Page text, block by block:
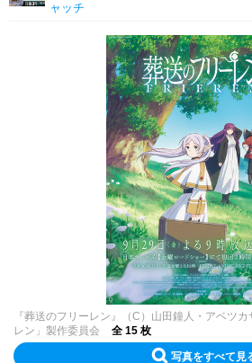
ャッチ
『葬送のフリーレン』（C）山田鐘人・アベツ
レン」製作委員会
全 15 枚
写真をすべて見